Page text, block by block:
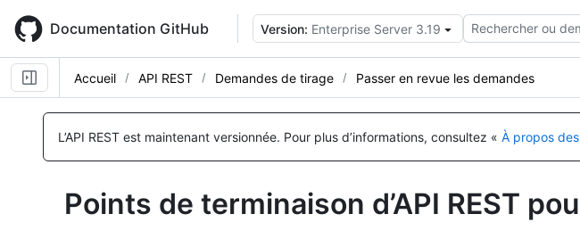
main
content
Documentation GitHub Version: Enterprise Server 3.19 Rechercher ou
Accueil API REST Demandes de tirage Passer en revue les demandes
L’API REST est maintenant versionnée. Pour plus d’informations, consultez « À propos des
Points de terminaison d’API REST
Nom, Type,
Description
Nom, Type,
Description
Nom, Type,
Description
Nom, Type,
Description
Nom, Type,
Description
Nom, Type,
Description
Nom, Type,
Description
Nom, Type,
Description